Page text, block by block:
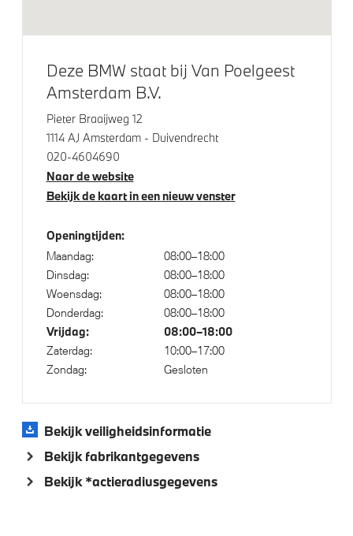
Deze BMW staat bij Van Poelgeest
Amsterdam B.V.
Pieter Braaijweg 12
1114 AJ Amsterdam - Duivendrecht
020-4604690
Naar de website
Bekijk de kaart in een nieuw venster
Openingtijden:
Maandag:
08:00–18:00
Dinsdag:
08:00–18:00
Woensdag:
08:00–18:00
Donderdag:
08:00–18:00
Vrijdag: 08:00–18:00
Zaterdag:
10:00–17:00
Zondag:
Gesloten
Bekijk veiligheidsinformatie
Bekijk fabrikantgegevens
Bekijk *actieradiusgegevens